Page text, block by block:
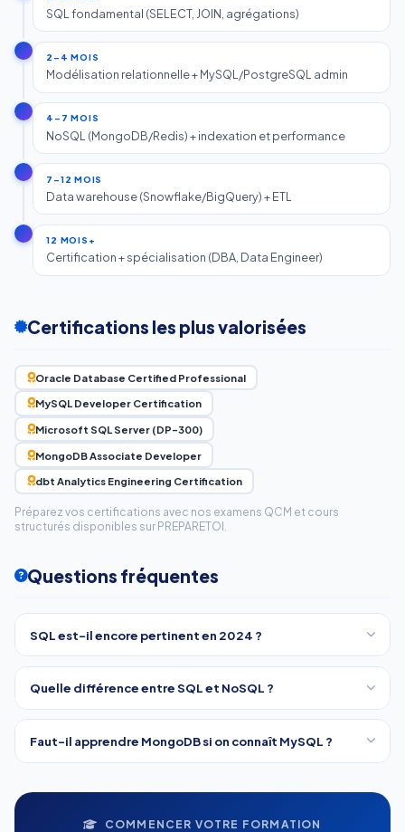
SQL fondamental (SELECT, JOIN, agrégations)
2–4 MOIS
Modélisation relationnelle + MySQL/PostgreSQL admin
4–7 MOIS
NoSQL (MongoDB/Redis) + indexation et performance
7–12 MOIS
Data warehouse (Snowflake/BigQuery) + ETL
12 MOIS+
Certification + spécialisation (DBA, Data Engineer)
Certifications les plus valorisées
Oracle Database Certified Professional
MySQL Developer Certification
Microsoft SQL Server (DP-300)
MongoDB Associate Developer
dbt Analytics Engineering Certification
Préparez vos certifications avec nos examens QCM et cours
structurés disponibles sur PREPARETOI.
Questions fréquentes
SQL est-il encore pertinent en 2024 ?
Quelle différence entre SQL et NoSQL ?
Faut-il apprendre MongoDB si on connaît MySQL ?
COMMENCER VOTRE FORMATION